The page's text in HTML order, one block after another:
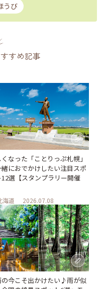
うび
すめ記事
なった「ことりっぷ札幌」
緒におでかけしたい注目スポ
12選【スタンプラリー開催
海道 2026.07.08
の今こそ出かけたい♪雨が似